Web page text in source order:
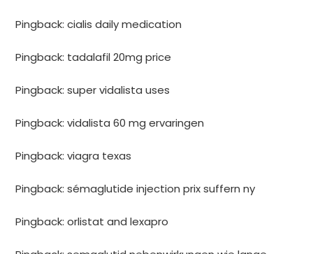
Pingback:cialis daily medication
Pingback: tadalafil 20mg price
Pingback:super vidalista uses
Pingback:vidalista 60 mg ervaringen
Pingback:viagra texas
Pingback:sémaglutide injection prix suffern ny
Pingback:orlistat and lexapro